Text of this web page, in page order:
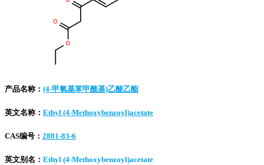
产品名称： (4-甲氧基苯甲酰基)乙酸乙酯
英文名称： Ethyl (4-Methoxybenzoyl)acetate
CAS编号： 2881-83-6
英文别名： Ethyl (4-Methoxybenzoyl)acetate